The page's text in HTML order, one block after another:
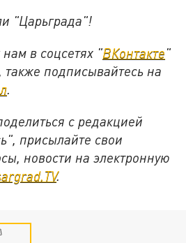
"Царьграда"!
в соцсетях "ВКонтакте"
также подписывайтесь на
.
с редакцией
присылайте свои
новости на электронную
.